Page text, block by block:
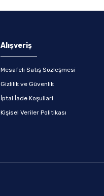
Alışveriş
Mesafeli Satış Sözleşmesi
Gizlilik ve Güvenlik
İptal İade Koşullari
Kişisel Veriler Politikası